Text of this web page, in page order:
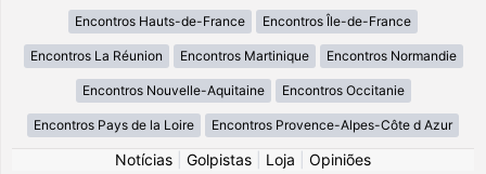
Encontros Hauts-de-France Encontros Île-de-France
Encontros La Réunion Encontros Martinique Encontros Normandie
Encontros Nouvelle-Aquitaine Encontros Occitanie
Encontros Pays de la Loire Encontros Provence-Alpes-Côte d Azur
Notícias Golpistas Loja
Opiniões